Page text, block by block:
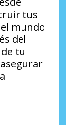
tus
mundo
del
tu